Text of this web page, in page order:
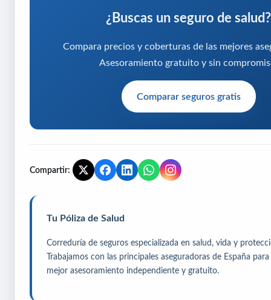
¿Buscas un seguro de salud?
Compara precios y coberturas de las mejores
Asesoramiento gratuito y sin
Comparar seguros gratis
Compartir:
Tu Póliza de Salud
Correduría de seguros especializada en salud, vida y
Trabajamos con las principales aseguradoras de España
mejor asesoramiento independiente y gratuito.